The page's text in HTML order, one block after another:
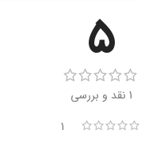
5
1 نقد و بررسی
1